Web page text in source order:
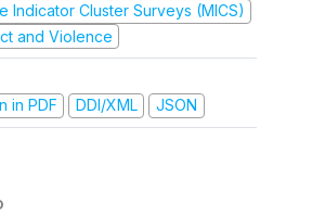
Indicator Cluster Surveys (MICS)
and Violence
in PDF
DDI/XML JSON